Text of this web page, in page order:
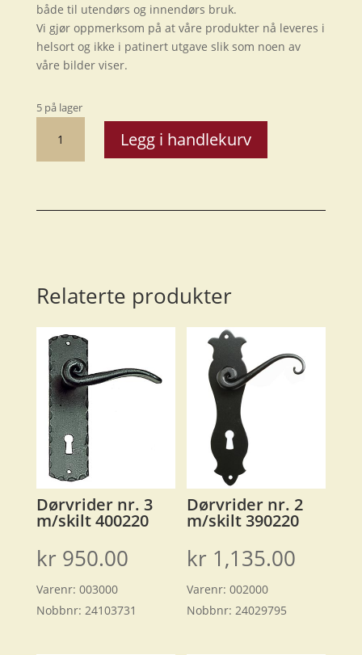
både til utendørs og innendørs bruk.
Vi gjør oppmerksom på at våre produkter nå leveres i
helsort og ikke i patinert utgave slik som noen av
våre bilder viser.
5 på lager
sylinder
BK
Legg i handlekurv
Relaterte produkter
Dørvrider nr. 3
m/skilt 400220
kr 950.00
Varenr: 003000
Nobbnr: 24103731
Dørvrider nr. 2
m/skilt 390220
kr 1,135.00
Varenr:002000
Nobbnr:24029795